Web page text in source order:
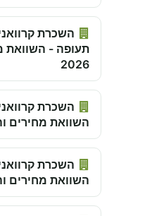
תעופה - השוואת
2026
השוואת מחירים
השוואת מחירים